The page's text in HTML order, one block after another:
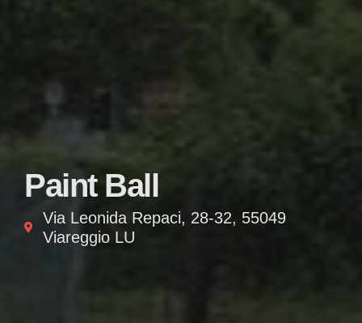
Paint Ball
Via Leonida Repaci, 28-32, 55049
Viareggio LU